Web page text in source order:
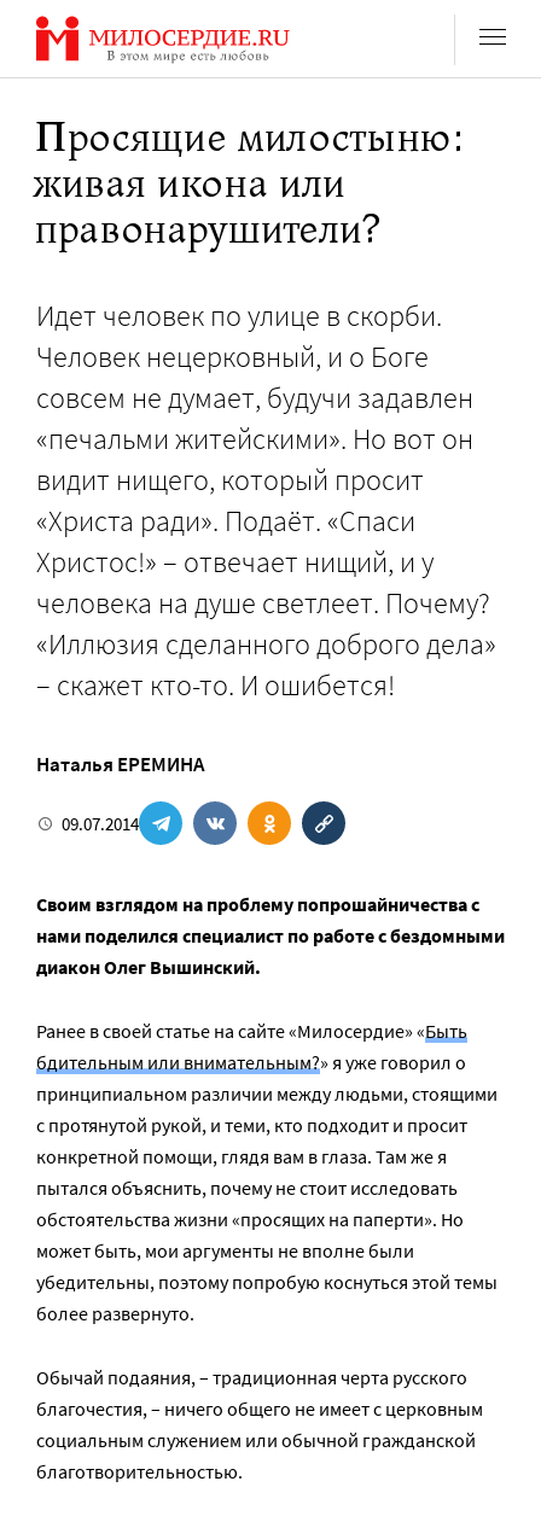
Перейти
содержанию
Просящие милостыню:
живая икона или
правонарушители?
Идет человек по улице в скорби.
Человек нецерковный, и о Боге
совсем не думает, будучи задавлен
«печальми житейскими». Но вот он
видит нищего, который просит
«Христа ради». Подаёт. «Спаси
Христос!» – отвечает нищий, и у
человека на душе светлеет. Почему?
«Иллюзия сделанного доброго дела»
– скажет кто-то. И ошибется!
Наталья ЕРЕМИНА
09.07.2014
Своим взглядом на проблему попрошайничества с
нами поделился специалист по работе с бездомными
диакон Олег Вышинский.
Ранее в своей статье на сайте «Милосердие» «Быть
бдительным или внимательным?» я уже говорил о
принципиальном различии между людьми, стоящими
с протянутой рукой, и теми, кто подходит и просит
конкретной помощи, глядя вам в глаза. Там же я
пытался объяснить, почему не стоит исследовать
обстоятельства жизни «просящих на паперти». Но
может быть, мои аргументы не вполне были
убедительны, поэтому попробую коснуться этой темы
более развернуто.
Обычай подаяния, – традиционная черта русского
благочестия, – ничего общего не имеет с церковным
социальным служением или обычной гражданской
благотворительностью.